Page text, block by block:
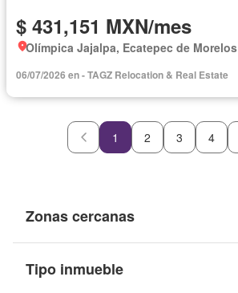
$ 431,151 MXN/mes
Olímpica Jajalpa, Ecatepec de Morelos
06/07/2026 en - TAGZ Relocation & Real Estate
1 2 3 4
Zonas cercanas
Tipo inmueble